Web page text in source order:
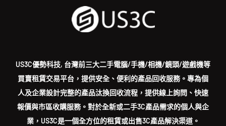
US3C優勢科技, 台灣前三大二手電腦/手機/相機/鏡頭/遊戲機等
買賣租賃交易平台，提供安全、便利的產品回收服務。專為個
人及企業設計完整的產品汰換回收流程，提供線上詢問、快速
報價與市區收購服務。對於全新或二手3C產品需求的個人與企
業，US3C是一個全方位的租賃或出售3C產品解決渠道。